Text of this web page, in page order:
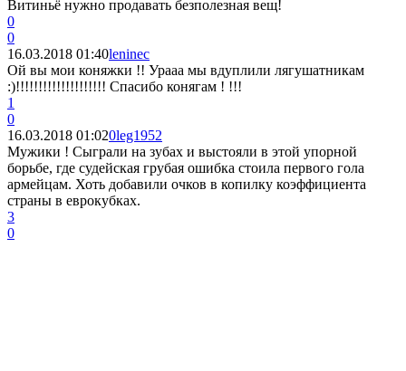
Витиньё нужно продавать безполезная вещ!
0
0
16.03.2018 01:40leninec
Ой вы мои коняжки !! Урааа мы вдуплили лягушатникам
:)!!!!!!!!!!!!!!!!!!!! Спасибо конягам ! !!!
1
0
16.03.2018 01:020leg1952
Мужики ! Сыграли на зубах и выстояли в этой упорной
борьбе, где судейская грубая ошибка стоила первого гола
армейцам. Хоть добавили очков в копилку коэффициента
страны в еврокубках.
3
0